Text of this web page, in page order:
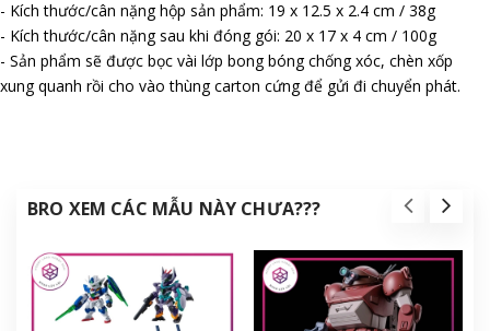
- Kích thước/cân nặng hộp sản phẩm: 19 x 12.5 x 2.4 cm / 38g
- Kích thước/cân nặng sau khi đóng gói: 20 x 17 x 4 cm / 100g
- Sản phẩm sẽ được bọc vài lớp bong bóng chống xóc, chèn xốp
xung quanh rồi cho vào thùng carton cứng để gửi đi chuyển phát.
BRO XEM CÁC MẪU NÀY CHƯA???